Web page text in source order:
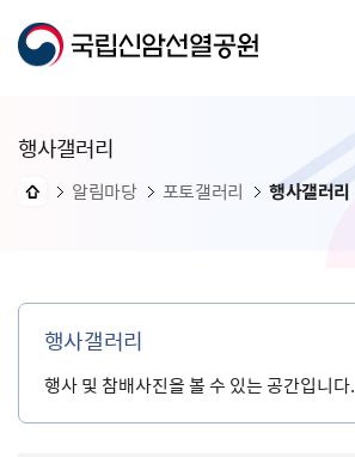
행사갤러리
알림마당 포토갤러리 행사갤러리
행사갤러리
행사 및 참배사진을 볼 수 있는 공간입니다.